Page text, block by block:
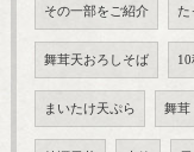
その一部をご紹介 た
舞茸天おろしそば
まいたけ天ぷら 舞茸